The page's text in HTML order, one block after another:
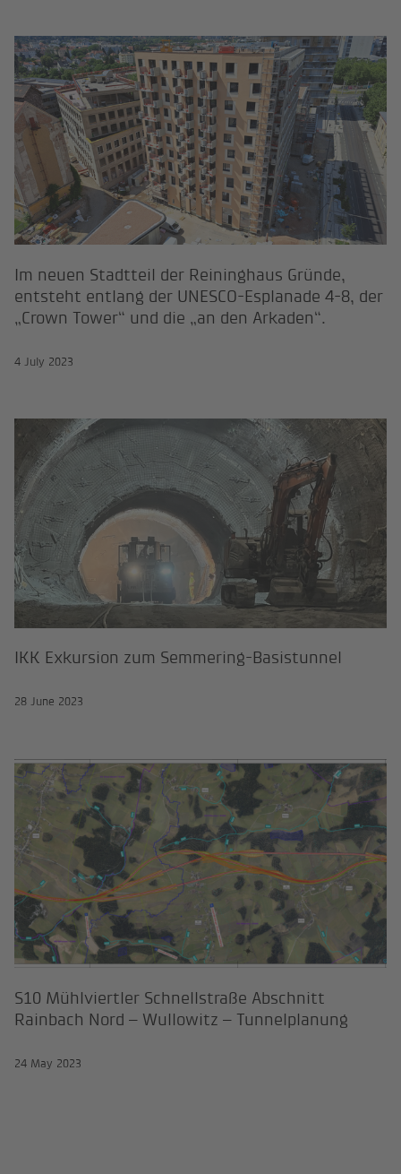
Im neuen Stadtteil der
Im neuen Stadtteil der Reininghaus Gründe,
entsteht entlang der UNESCO-Esplanade 4-8, der
„Crown Tower“ und die „an den Arkaden“.
4 July 2023
IKK Exkursion zum Semmering-
IKK Exkursion zum Semmering-Basistunnel
28 June 2023
S10 Mühlviertler Schnellstraße
S10 Mühlviertler Schnellstraße Abschnitt
Rainbach Nord – Wullowitz – Tunnelplanung
24 May 2023